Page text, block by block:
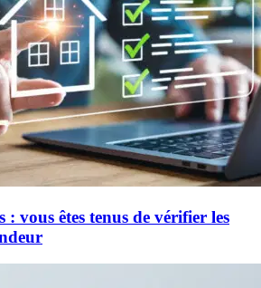
vous êtes tenus de vérifier les